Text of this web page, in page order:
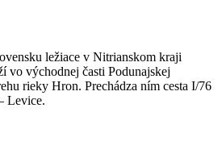
ležiace v Nitrianskom kraji
vo východnej časti Podunajskej
rieky Hron. Prechádza ním cesta I/76
Levice.